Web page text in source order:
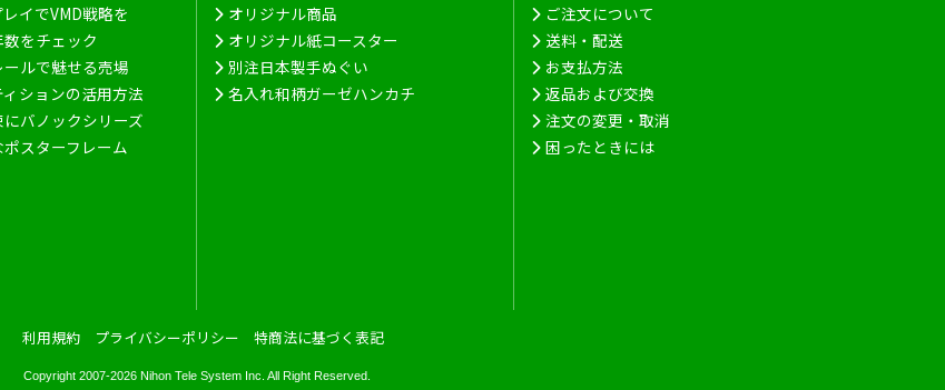
イでVMD戦略を
をチェック
ルで魅せる売場
ションの活用方法
バノックシリーズ
スターフレーム
オリジナル商品
オリジナル紙コースター
別注日本製手ぬぐい
名入れ和柄ガーゼハンカチ
ご注文について
送料・配送
お支払方法
返品および交換
注文の変更・取消
困ったときには
利用規約 プライバシーポリシー 特商法に基づく表記
Copyright 2007-2026 Nihon Tele System Inc. All Right Reserved.